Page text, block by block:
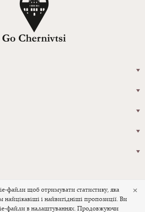
сайт
×
файли щоб отримувати статистику, яка
найцікавіші і найвигідніші пропозиції. Ви
файли в налаштуваннях. Продовжуючи